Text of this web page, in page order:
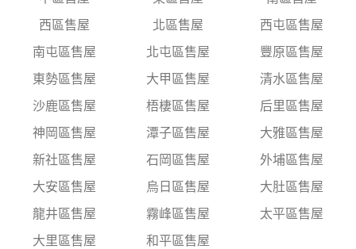
西區售屋
北區售屋
西屯區售屋
南屯區售屋
北屯區售屋
豐原區售屋
東勢區售屋
大甲區售屋
清水區售屋
沙鹿區售屋
梧棲區售屋
后里區售屋
神岡區售屋
潭子區售屋
大雅區售屋
新社區售屋
石岡區售屋
外埔區售屋
大安區售屋
烏日區售屋
大肚區售屋
龍井區售屋
霧峰區售屋
太平區售屋
大里區售屋
和平區售屋